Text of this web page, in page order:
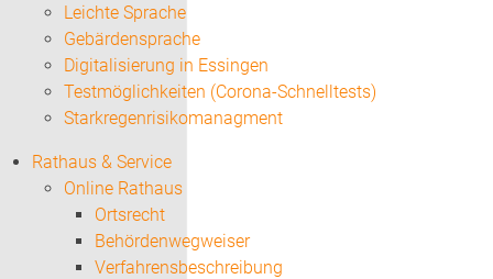
Leichte Sprache
Gebärdensprache
Digitalisierung in Essingen
Testmöglichkeiten (Corona-Schnelltests)
Starkregenrisikomanagment
Rathaus & Service
Online Rathaus
Ortsrecht
Behördenwegweiser
Verfahrensbeschreibung